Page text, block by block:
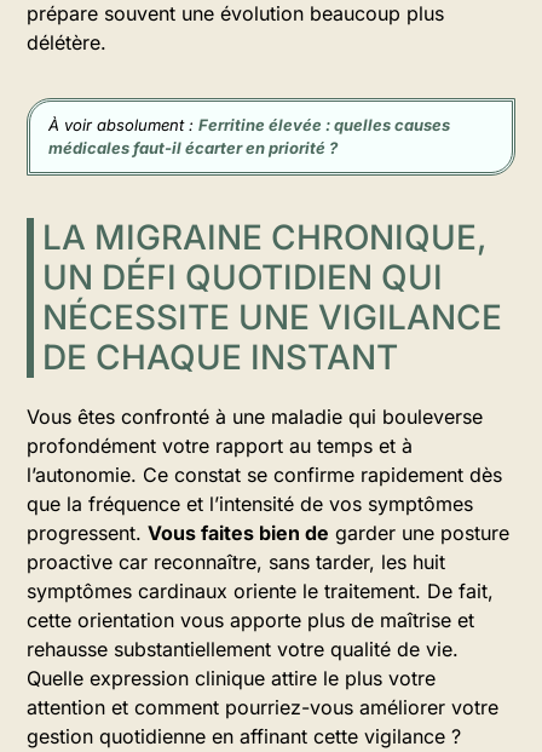
prépare souvent une évolution beaucoup plus
délétère.
À voir absolument : Ferritine élevée : quelles causes
médicales faut-il écarter en priorité ?
LA MIGRAINE CHRONIQUE,
UN DÉFI QUOTIDIEN QUI
NÉCESSITE UNE VIGILANCE
DE CHAQUE INSTANT
Vous êtes confronté à une maladie qui bouleverse
profondément votre rapport au temps et à
l’autonomie. Ce constat se confirme rapidement dès
que la fréquence et l’intensité de vos symptômes
progressent. Vous faites bien de garder une posture
proactive car reconnaître, sans tarder, les huit
symptômes cardinaux oriente le traitement. De fait,
cette orientation vous apporte plus de maîtrise et
rehausse substantiellement votre qualité de vie.
Quelle expression clinique attire le plus votre
attention et comment pourriez-vous améliorer votre
gestion quotidienne en affinant cette vigilance ?